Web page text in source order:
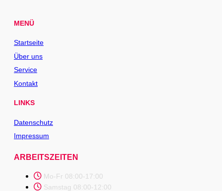
MENÜ
Startseite
Über uns
Service
Kontakt
LINKS
Datenschutz
Impressum
ARBEITSZEITEN
Mo-Fr 08:00-17:00
Samstag 08:00-12:00